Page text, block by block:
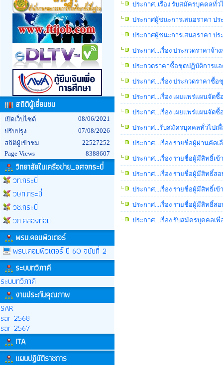
สถิติผู้เยี่ยมชม
เปิดเว็บไซต์
08/06/2021
ปรับปรุง
07/08/2026
สถิติผู้เข้าชม
22527252
Page Views
8388607
วิทยาลัยในเครือข่าย_อศจกระบี่
วท.กระบี่
วษท.กระบี่
วช.กระบี่
วก.คลองท่อม
พรบ.คอมพิวเตอร์
พรบ.คอมพิวเตอร์ ปี 60 ฉบับที่ 2
ระบบทวิภาคี
ระบบทวิภาคี
งานประกันคุณภาพ
SAR
sar 2568
sar 2567
ITA
แผนปฏิบัติราชการ
ประกาศ..เรื่อง รับสมัครบุคคลทั่
ประกาศผู้ชนะการเสนอราคา ป
ประกาศผู้ชนะการเสนอราคา ป
ประกาศ...เรื่อง ประกวดราคาจ้
ประกวดราคาซื้อชุดปฏิบัติการแอ
ประกาศ...เรื่อง ประกวดราคาซื้
ประกาศ...เรื่อง เผยแพร่แผนจัด
ประกาศ...เรื่อง เผยแพร่แผนจัด
ประกาศ...รับสมัครบุคคลทั่วไปเ
ประกาศ...เรื่อง รายชื่อผู้ผ่านคัด
ประกาศ...เรื่อง รายชื่อผู้มีสิทธิ์เ
ประกาศ...เรื่อง รายชื่อผู้มีสิทธิ์ส
ประกาศ...เรื่อง รายชื่อผู้มีสิทธิ์เ
ประกาศ...เรื่อง รายชื่อผู้มีสิทธิ์ส
ประกาศ...เรื่อง รับสมัครบุคคลเ